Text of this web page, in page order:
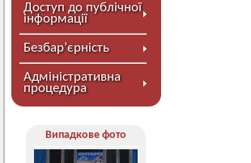
Доступ до публічної
інформації
Безбар’єрність
Адміністративна
процедура
Випадкове фото